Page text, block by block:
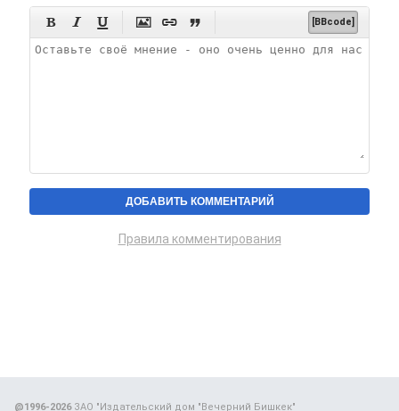
      [BBcode]
Правила комментирования
@1996-2026ЗАО "Издательский дом "Вечерний Бишкек"